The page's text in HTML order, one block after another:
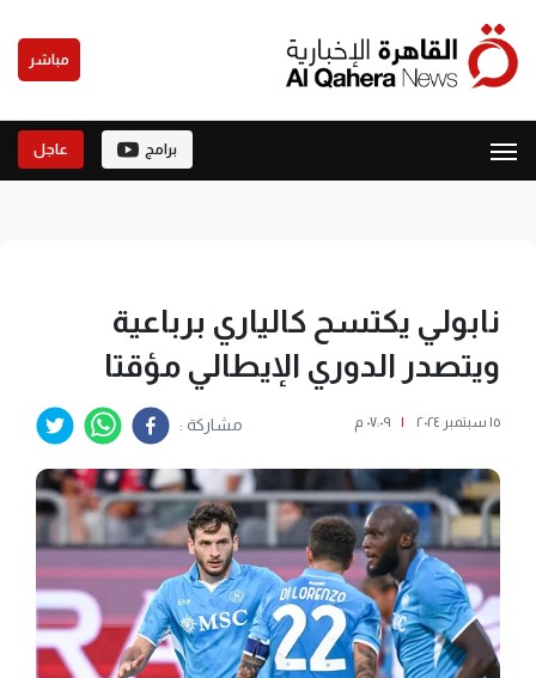
مباشر
برامج عاجل
نابولي يكتسح كالياري برباعية
ويتصدر الدوري الإيطالي مؤقتا
١٥ سبتمبر ٢٠٢٤ | ٠٧:٠٩ م مشاركة :